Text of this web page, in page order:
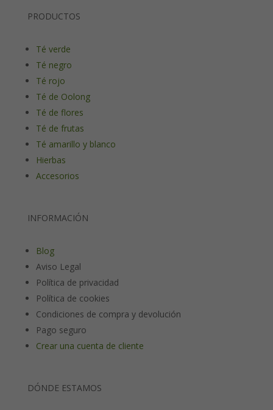
PRODUCTOS
Té verde
Té negro
Té rojo
Té de Oolong
Té de flores
Té de frutas
Té amarillo y blanco
Hierbas
Accesorios
INFORMACIÓN
Blog
Aviso Legal
Política de privacidad
Política de cookies
Condiciones de compra y devolución
Pago seguro
Crear una cuenta de cliente
DÓNDE ESTAMOS